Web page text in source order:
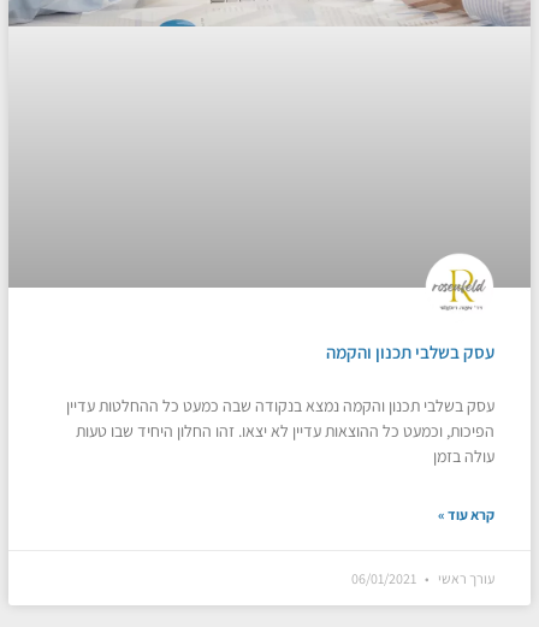
עסק בשלבי תכנון והקמה
עסק בשלבי תכנון והקמה נמצא בנקודה שבה כמעט כל ההחלטות עדיין
הפיכות, וכמעט כל ההוצאות עדיין לא יצאו. זהו החלון היחיד שבו טעות
עולה בזמן
קרא עוד »
עורך ראשי